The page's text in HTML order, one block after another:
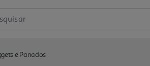
e Panados